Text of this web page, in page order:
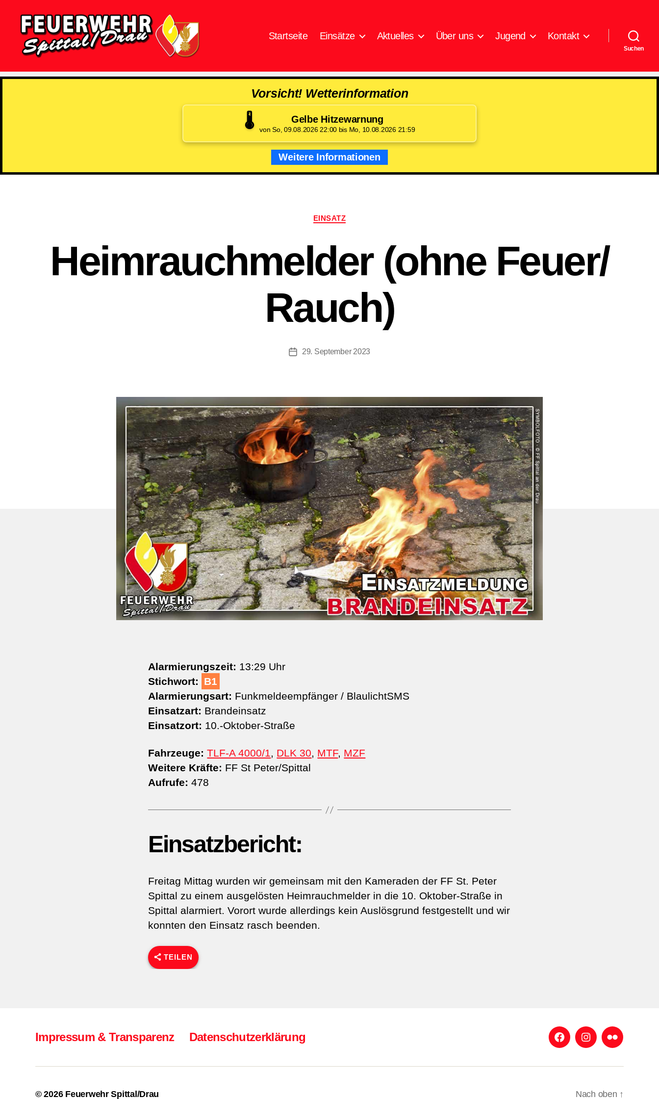
Spittal/Drau
Startseite Einsätze Aktuelles Über uns Jugend Kontakt
Suchen
Vorsicht! Wetterinformation
🌡️ Gelbe Hitzewarnung
von So, 09.08.2026 22:00 bis Mo, 10.08.2026 21:59
Weitere Informationen
Kategorien
EINSATZ
Heimrauchmelder (ohne Feuer/​
Rauch)
Beitragsdatum
29. September 2023
Alarmierungszeit: 13:29 Uhr
Stichwort:
B1
Alarmierungsart: Funkmeldeempfänger / BlaulichtSMS
Einsatzart: Brandeinsatz
Einsatzort: 10.​-Oktober-Straße
Fahrzeuge: TLF-A 4000/1, DLK 30, MTF, MZF
Weitere Kräfte: FF St Peter/Spittal
Aufrufe: 478
Einsatzbericht:
Freitag Mittag wurden wir gemeinsam mit den Kameraden der FF St. Peter
Spittal zu einem ausgelösten Heimrauchmelder in die 10. Oktober-Straße in
Spittal alarmiert. Vorort wurde allerdings kein Auslösgrund festgestellt und wir
konnten den Einsatz rasch beenden.
TEILEN
Impressum & Transparenz Datenschutzerklärung FacebookInstagram
Flickr
© 2026 Feuerwehr Spittal/Drau Nach oben ↑